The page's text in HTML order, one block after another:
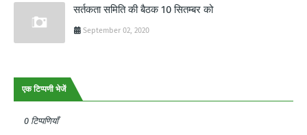
सर्तकता समिति की बैठक 10 सितम्बर को
September 02, 2020
एक टिप्पणी भेजें
0 टिप्पणियाँ